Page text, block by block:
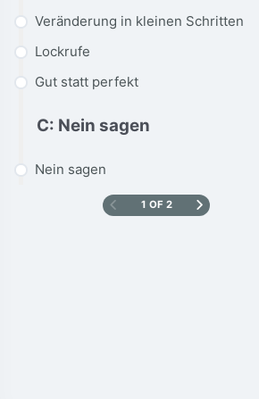
Veränderung in kleinen Schritten
Lockrufe
Gut statt perfekt
C: Nein sagen
Nein sagen
1 OF 2